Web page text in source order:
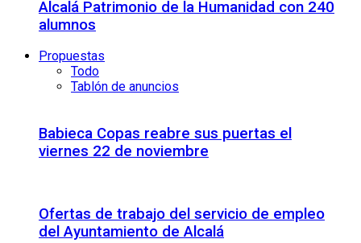
Alcalá Patrimonio de la Humanidad con 240
alumnos
Propuestas
Todo
Tablón de anuncios
Babieca Copas reabre sus puertas el
viernes 22 de noviembre
Ofertas de trabajo del servicio de empleo
del Ayuntamiento de Alcalá